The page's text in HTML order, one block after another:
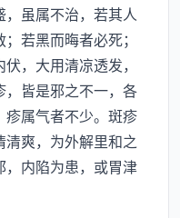
虽属不治，若其人
若黑而晦者必死；
，大用清凉透发，
，皆是邪之不一，各
疹属气者不少。斑疹
清爽，为外解里和之
，内陷为患，或胃津